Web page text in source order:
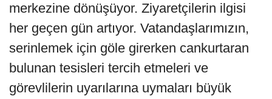
merkezine dönüşüyor. Ziyaretçilerin ilgisi
her geçen gün artıyor. Vatandaşlarımızın,
serinlemek için göle girerken cankurtaran
bulunan tesisleri tercih etmeleri ve
görevlilerin uyarılarına uymaları büyük